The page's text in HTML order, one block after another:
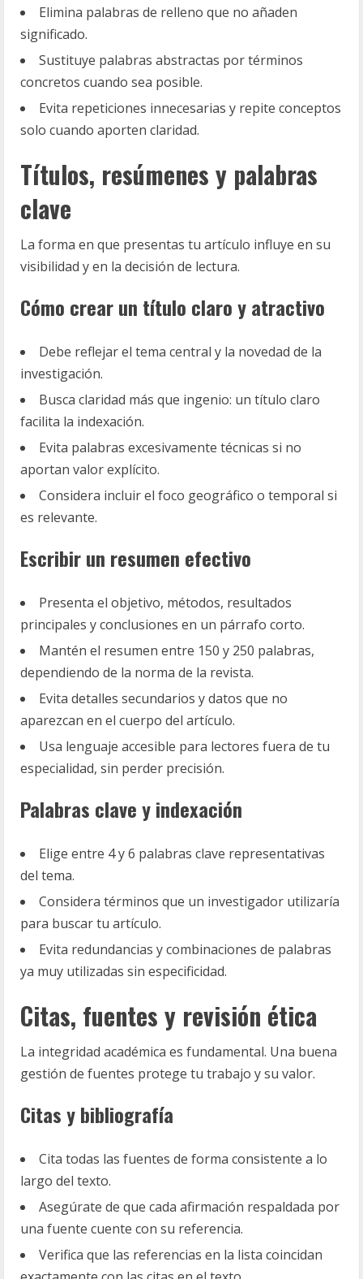
Elimina palabras de relleno que no añaden
significado.
Sustituye palabras abstractas por términos
concretos cuando sea posible.
Evita repeticiones innecesarias y repite conceptos
solo cuando aporten claridad.
Títulos, resúmenes y palabras
clave
La forma en que presentas tu artículo influye en su
visibilidad y en la decisión de lectura.
Cómo crear un título claro y atractivo
Debe reflejar el tema central y la novedad de la
investigación.
Busca claridad más que ingenio: un título claro
facilita la indexación.
Evita palabras excesivamente técnicas si no
aportan valor explícito.
Considera incluir el foco geográfico o temporal si
es relevante.
Escribir un resumen efectivo
Presenta el objetivo, métodos, resultados
principales y conclusiones en un párrafo corto.
Mantén el resumen entre 150 y 250 palabras,
dependiendo de la norma de la revista.
Evita detalles secundarios y datos que no
aparezcan en el cuerpo del artículo.
Usa lenguaje accesible para lectores fuera de tu
especialidad, sin perder precisión.
Palabras clave y indexación
Elige entre 4 y 6 palabras clave representativas
del tema.
Considera términos que un investigador utilizaría
para buscar tu artículo.
Evita redundancias y combinaciones de palabras
ya muy utilizadas sin especificidad.
Citas, fuentes y revisión ética
La integridad académica es fundamental. Una buena
gestión de fuentes protege tu trabajo y su valor.
Citas y bibliografía
Cita todas las fuentes de forma consistente a lo
largo del texto.
Asegúrate de que cada afirmación respaldada por
una fuente cuente con su referencia.
Verifica que las referencias en la lista coincidan